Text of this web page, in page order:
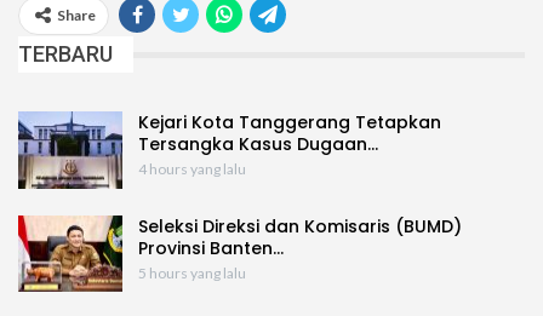
Share
TERBARU
Kejari Kota Tanggerang Tetapkan
Tersangka Kasus Dugaan…
4 hours yang lalu
Seleksi Direksi dan Komisaris (BUMD)
Provinsi Banten…
5 hours yang lalu